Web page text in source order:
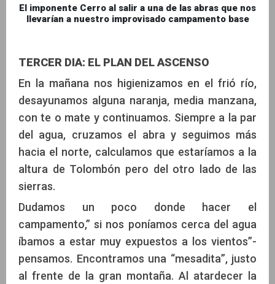
El imponente Cerro al salir a una de las abras que nos
llevarían a nuestro improvisado campamento base
TERCER DIA: EL PLAN DEL ASCENSO
En la mañana nos higienizamos en el frió río,
desayunamos alguna naranja, media manzana,
con te o mate y continuamos. Siempre a la par
del agua, cruzamos el abra y seguimos más
hacia el norte, calculamos que estaríamos a la
altura de Tolombón pero del otro lado de las
sierras.
Dudamos un poco donde hacer el
campamento,” si nos poníamos cerca del agua
íbamos a estar muy expuestos a los vientos”-
pensamos. Encontramos una “mesadita”, justo
al frente de la gran montaña. Al atardecer la